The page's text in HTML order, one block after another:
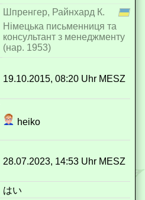
Шпренгер, Райнхард К.
Німецька письменниця та
консультант з менеджменту
(нар. 1953)
19.10.2015, 08:20 Uhr MESZ
heiko
28.07.2023, 14:53 Uhr MESZ
はい